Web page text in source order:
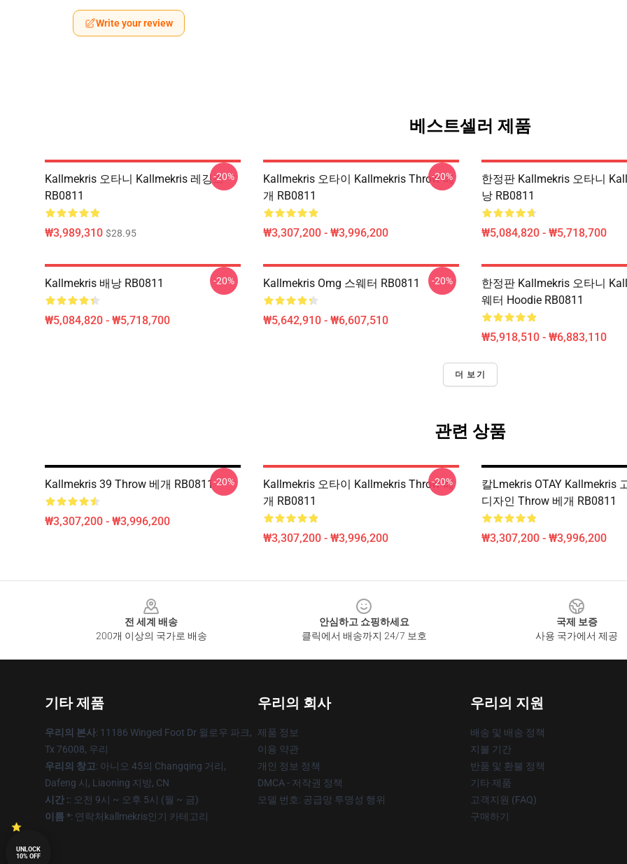
Write your review
베스트셀러 제품
Kallmekris 오타니 Kallmekris 레깅스
RB0811
₩3,989,310 $28.95
-20%
Kallmekris 오타이 Kallmekris Throw 베
개 RB0811
₩3,307,200 - ₩3,996,200
-20%
한정판 Kallmekris 오타니
낭 RB0811
₩5,084,820 - ₩5,718,700
Kallmekris 배낭 RB0811
₩5,084,820 - ₩5,718,700
-20% Kallmekris Omg 스웨터 RB0811
₩5,642,910 - ₩6,607,510
-20%
한정판 Kallmekris 오타니
웨터 Hoodie RB0811
₩5,918,510 - ₩6,883,110
더 보기
관련 상품
Kallmekris 39 Throw 베개 RB0811
₩3,307,200 - ₩3,996,200
-20%
Kallmekris 오타이 Kallmekris Throw 베
개 RB0811
₩3,307,200 - ₩3,996,200
-20%
칼lmekris OTAY Kallmekris
디자인 Throw 베개 RB0811
₩3,307,200 - ₩3,996,200
전 세계 배송
200개 이상의 국가로 배송
안심하고 쇼핑하세요
클릭에서 배송까지 24/7 보호
국제 보증
사용 국가에서 제공
기타 제품
우리의 본사: 11186 Winged Foot Dr 윌로우 파크,
Tx 76008, 우리
우리의 창고: 아니오 45의 Changqing 거리,
Dafeng 시, Liaoning 지방, CN
시간 :: 오전 9시 ~ 오후 5시 (월 ~ 금)
이름 *: 연락처kallmekris인기 카테고리
우리의 회사
제품 정보
이용 약관
개인 정보 정책
DMCA - 저작권 정책
모델 번호: 공급망 투명성 행위
우리의 지원
배송 및 배송 정책
지불 기간
반품 및 환불 정책
기타 제품
고객지원 (FAQ)
구매하기
UNLOCK
10% OFF